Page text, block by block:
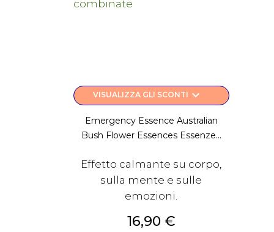
VISUALIZZA GLI SCONTI keyboard_arrow_down
Emergency Essence Australian
Bush Flower Essences Essenze...
Effetto calmante su corpo,
sulla mente e sulle
emozioni.
Prezzo
16,90 €